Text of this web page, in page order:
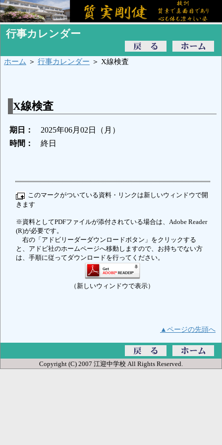
行事カレンダー
ホーム ＞ 行事カレンダー ＞ X線検査
X線検査
期日：
2025年06月02日（月）
時間：
終日
このマークがついている資料・リンクは新しいウィンドウで開
きます
※資料としてPDFファイルが添付されている場合は、Adobe Reader
(R)が必要です。
右の「アドビリーダーダウンロードボタン」をクリックする
と、アドビ社のホームページへ移動しますので、お持ちでない方
は、手順に従ってダウンロードを行ってください。
（新しいウィンドウで表示）
▲ページの先頭へ
Copyright (C) 2007 江迎中学校 All Rights Reserved.